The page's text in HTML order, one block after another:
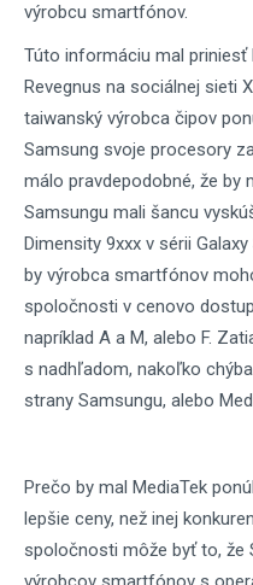
výrobcu smartfónov.
Túto informáciu mal priniesť
Revegnus na sociálnej sieti
taiwanský výrobca čipov
Samsung svoje procesory
málo pravdepodobné, že
Samsungu mali šancu
Dimensity 9xxx v sérii
by výrobca smartfónov
spoločnosti v cenovo
napríklad A a M, alebo F.
s nadhľadom, nakoľko
strany Samsungu, alebo
Prečo by mal MediaTek
lepšie ceny, než inej
spoločnosti môže byť to, že